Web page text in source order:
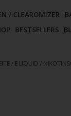
/ CLEAROMIZER
BESTSELLERS
/ E LIQUID /